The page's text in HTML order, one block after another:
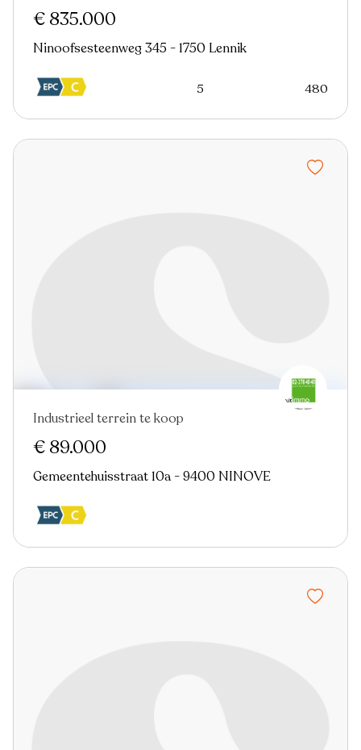
€ 835.000
Ninoofsesteenweg 345 - 1750 Lennik
5 480
Industrieel terrein te koop
€ 89.000
Gemeentehuisstraat 10a - 9400 NINOVE